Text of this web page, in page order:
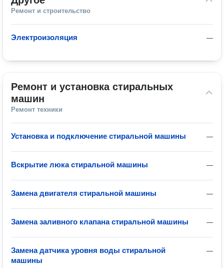
Ремонт и строительство
—
Электроизоляция
Ремонт и установка стиральных
машин
Ремонт техники
—
Установка и подключение стиральной машины
—
Вскрытие люка стиральной машины
—
Замена двигателя стиральной машины
—
Замена заливного клапана стиральной машины
—
Замена датчика уровня воды стиральной
машины